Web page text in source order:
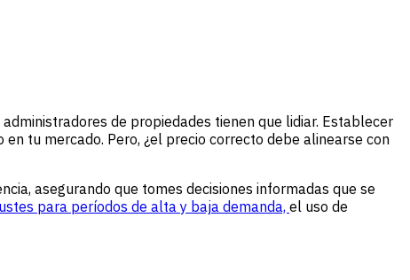
de propiedades tienen que lidiar. Establecer
tu mercado. Pero, ¿el precio correcto debe alinearse con
asegurando que tomes decisiones informadas que se
para períodos de alta y baja demanda, el uso de